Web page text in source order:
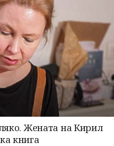
Жената на Кирил
книга